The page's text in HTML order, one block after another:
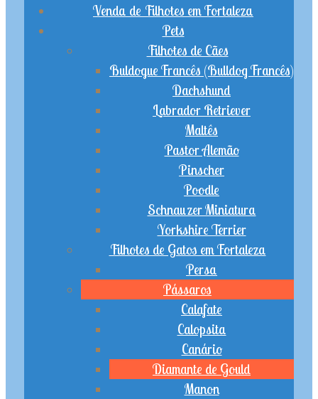
Venda de Filhotes em Fortaleza
Pets
Filhotes de Cães
Buldogue Francês (Bulldog Francês)
Dachshund
Labrador Retriever
Maltês
Pastor Alemão
Pinscher
Poodle
Schnauzer Miniatura
Yorkshire Terrier
Filhotes de Gatos em Fortaleza
Persa
Pássaros
Calafate
Calopsita
Canário
Diamante de Gould
Manon